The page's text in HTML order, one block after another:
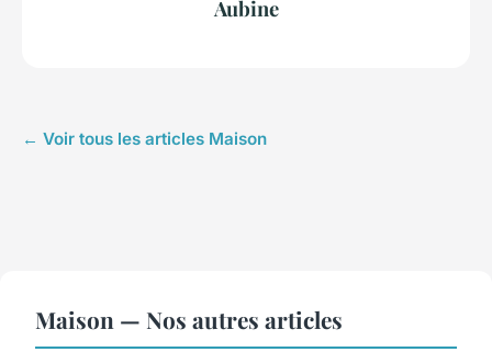
Aubine
← Voir tous les articles Maison
Maison — Nos autres articles